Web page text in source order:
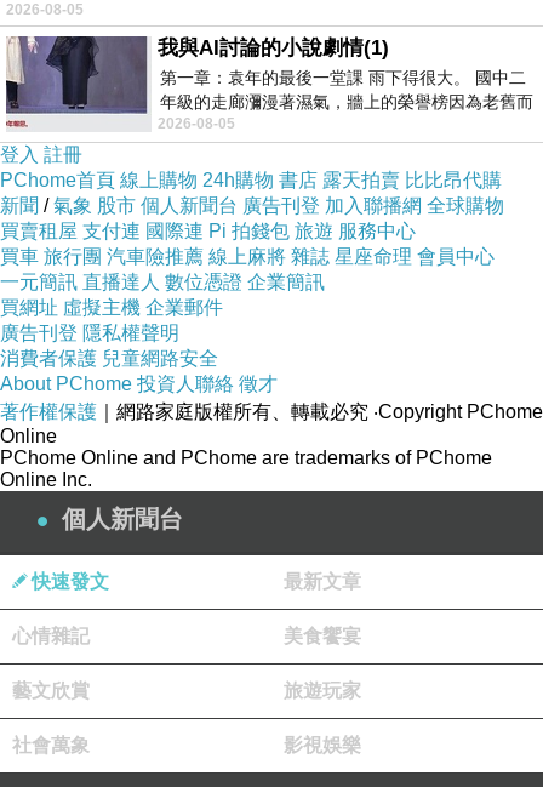
夏日，
頂著炙熱的陽光
迎著寒冷的冽風
定期的維護公園整潔
2026-08-05
我與AI討論的小說劇情(1)
第一章：袁年的最後一堂課 雨下得很大。 國中二
年級的走廊瀰漫著濕氣，牆上的榮譽榜因為老舊而
微微捲起。 堯禹舜站在辦公室外，手
2026-08-05
登入 註冊
PChome首頁 線上購物 24h購物 書店 露天拍賣 比比昂代購
新聞 /氣象 股市 個人新聞台 廣告刊登 加入聯播網 全球購物
買賣租屋 支付連 國際連 Pi 拍錢包 旅遊 服務中心
買車 旅行團 汽車險推薦 線上麻將 雜誌 星座命理 會員中心
一元簡訊 直播達人 數位憑證 企業簡訊
買網址 虛擬主機 企業郵件
廣告刊登 隱私權聲明
消費者保護 兒童網路安全
About PChome 投資人聯絡 徵才
著作權保護 ｜網路家庭版權所有、轉載必究 ‧Copyright PChome
Online
PChome Online and PChome are trademarks of PChome
Online Inc.
個人新聞台
快速發文 最新文章
心情雜記 美食饗宴
藝文欣賞 旅遊玩家
社會萬象 影視娛樂